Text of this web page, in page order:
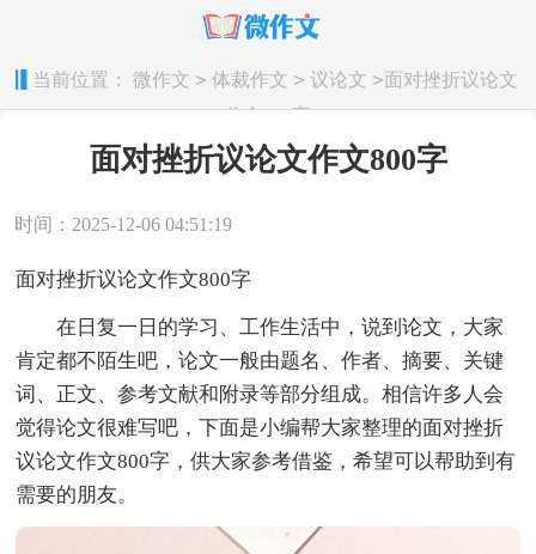
当前位置： 微作文 > 体裁作文 > 议论文 >面对挫折议论文
作文800字
面对挫折议论文作文800字
时间：2025-12-06 04:51:19
面对挫折议论文作文800字
在日复一日的学习、工作生活中，说到论文，大家
肯定都不陌生吧，论文一般由题名、作者、摘要、关键
词、正文、参考文献和附录等部分组成。相信许多人会
觉得论文很难写吧，下面是小编帮大家整理的面对挫折
议论文作文800字，供大家参考借鉴，希望可以帮助到有
需要的朋友。